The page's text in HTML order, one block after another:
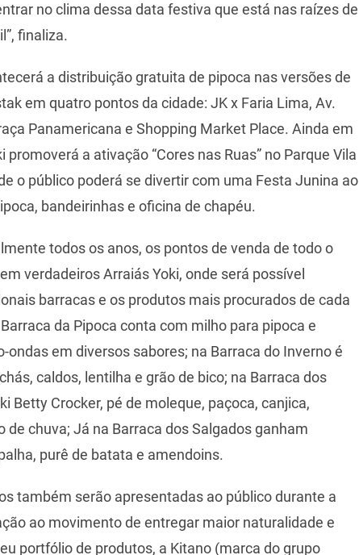
no clima dessa data festiva que está nas raízes de
finaliza.
a distribuição gratuita de pipoca nas versões de
em quatro pontos da cidade: JK x Faria Lima, Av.
Panamericana e Shopping Market Place. Ainda em
promoverá a ativação “Cores nas Ruas” no Parque Vila
o público poderá se divertir com uma Festa Junina ao
bandeirinhas e oficina de chapéu.
todos os anos, os pontos de venda de todo o
verdadeiros Arraiás Yoki, onde será possível
barracas e os produtos mais procurados de cada
da Pipoca conta com milho para pipoca e
ondas em diversos sabores; na Barraca do Inverno é
caldos, lentilha e grão de bico; na Barraca dos
Betty Crocker, pé de moleque, paçoca, canjica,
de chuva; Já na Barraca dos Salgados ganham
purê de batata e amendoins.
também serão apresentadas ao público durante a
ao movimento de entregar maior naturalidade e
portfólio de produtos, a Kitano (marca do grupo